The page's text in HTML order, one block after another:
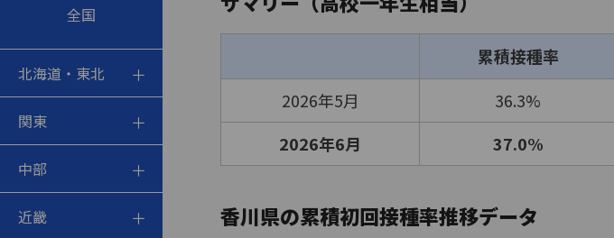
全国
北海道・東北
関東
中部
近畿
累積接種率
2026年5月
36.3%
2026年6月
37.0%
香川県の累積初回接種率推移データ